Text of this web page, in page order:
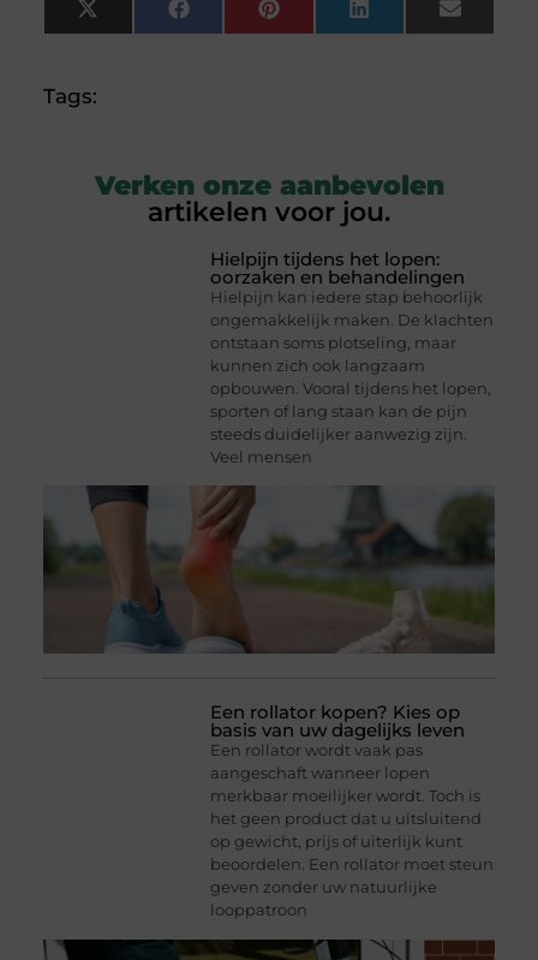
X
(Twitter)
FacebookPinterestLinkedInEmail
Tags:
Verken onze aanbevolen
artikelen voor jou.
Hielpijn tijdens het lopen:
oorzaken en behandelingen
Hielpijn kan iedere stap behoorlijk
ongemakkelijk maken. De klachten
ontstaan soms plotseling, maar
kunnen zich ook langzaam
opbouwen. Vooral tijdens het lopen,
sporten of lang staan kan de pijn
steeds duidelijker aanwezig zijn.
Veel mensen
Een rollator kopen? Kies op
basis van uw dagelijks leven
Een rollator wordt vaak pas
aangeschaft wanneer lopen
merkbaar moeilijker wordt. Toch is
het geen product dat u uitsluitend
op gewicht, prijs of uiterlijk kunt
beoordelen. Een rollator moet steun
geven zonder uw natuurlijke
looppatroon